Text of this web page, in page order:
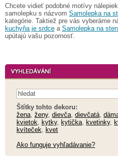
Chcete vidieť podobné motívy
samolepku s názvom Samolepka na
kategórie. Taktiež pre vás vyberáme
kuchyňa je srdce a Samolepka na
upútajú vašu pozornosť.
Štítky tohto dekoru:
žena ženy, dievča dievčatá
kvietok
kytky, kytička kvetinky,
kvíteček
kvet
Ako funguje vyhľadávanie?